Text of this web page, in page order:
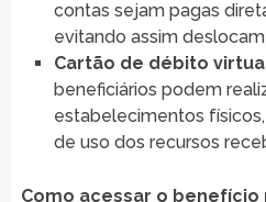
contas sejam pagas
evitando assim
Cartão de débito
beneficiários podem
estabelecimentos
de uso dos recursos
Como acessar o benefício